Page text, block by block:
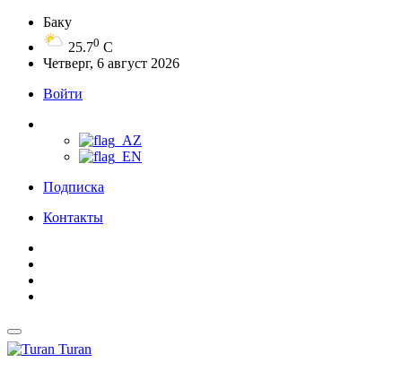
Баку
25.70 C
Четверг, 6 август 2026
Войти
Подписка
Контакты
Turan